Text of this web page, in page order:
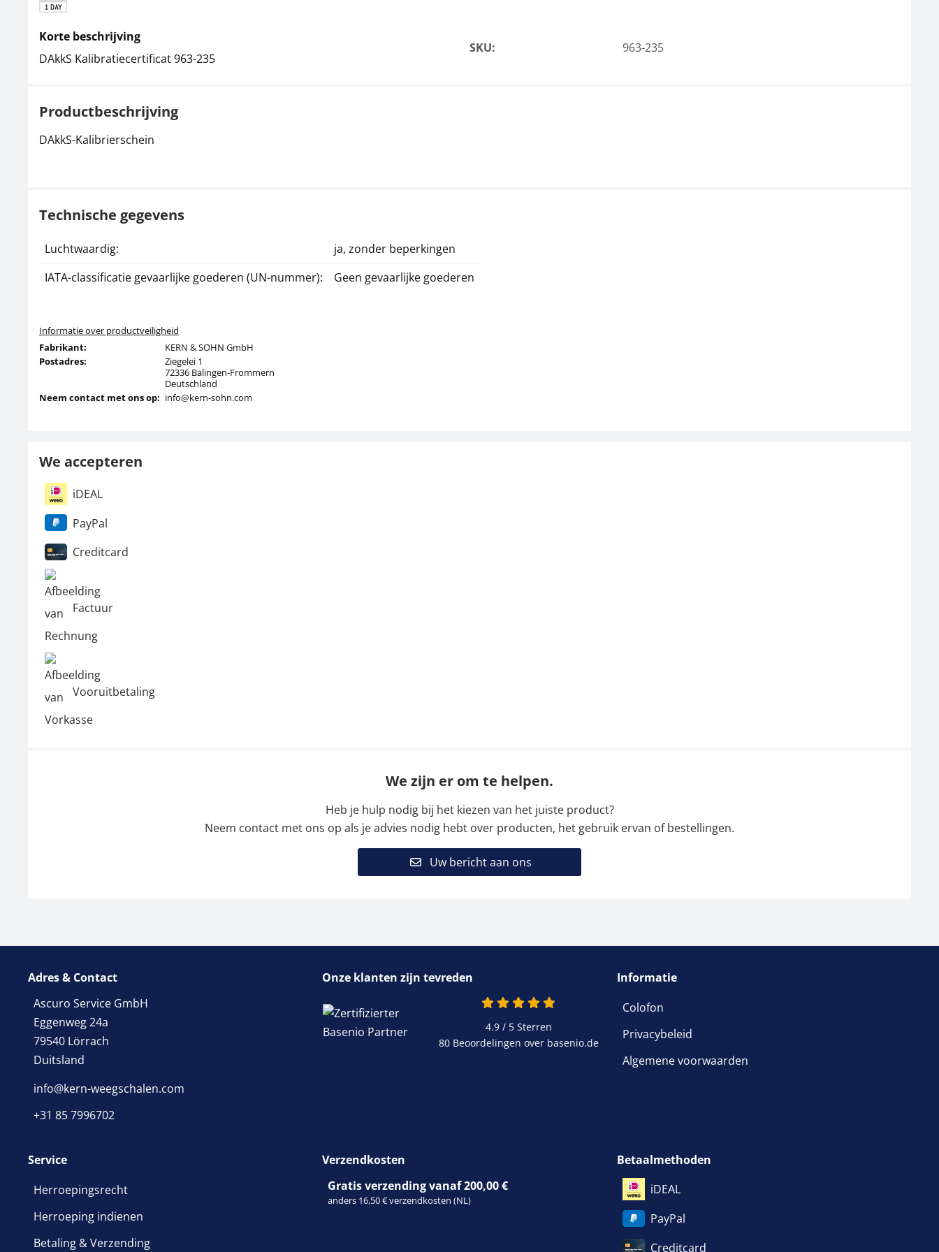
Korte beschrijving
DAkkS Kalibratiecertificat 963-235
SKU: 963-235
Productbeschrijving
DAkkS-Kalibrierschein
Technische gegevens
Luchtwaardig:
ja, zonder beperkingen
IATA-classificatie gevaarlijke goederen (UN-nummer):
Geen gevaarlijke goederen
Informatie over productveiligheid
Fabrikant:
KERN & SOHN GmbH
Postadres:
Ziegelei 1
72336 Balingen-Frommern
Deutschland
Neem contact met ons op: info@kern-sohn.com
We accepteren
iDEAL
PayPal
Creditcard
Factuur
Vooruitbetaling
We zijn er om te helpen.
Heb je hulp nodig bij het kiezen van het juiste product?
Neem contact met ons op als je advies nodig hebt over producten, het gebruik ervan of bestellingen.
Uw bericht aan ons
Adres & Contact
Ascuro Service GmbH
Eggenweg 24a
79540 Lörrach
Duitsland
info@kern-weegschalen.com
+31 85 7996702
Onze klanten zijn tevreden
4.9 / 5Sterren
80 Beoordelingen over basenio.de
Informatie
Colofon
Privacybeleid
Algemene voorwaarden
Service
Herroepingsrecht
Herroeping indienen
Betaling & Verzending
Verzendkosten
Gratis verzending vanaf 200,00 €
anders 16,50 € verzendkosten (NL)
Betaalmethoden
iDEAL
PayPal
Creditcard